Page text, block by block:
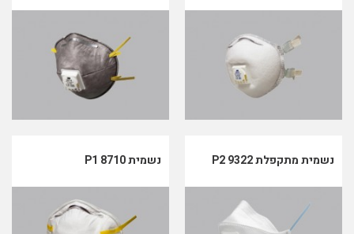
נשמית מתקפלת P2 9322 נשמית P1 8710